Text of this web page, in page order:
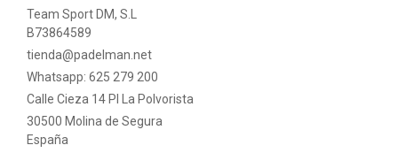
Team Sport DM, S.L
B73864589
tienda@padelman.net
Whatsapp: 625 279 200
Calle Cieza 14 PI La Polvorista
30500 Molina de Segura
España